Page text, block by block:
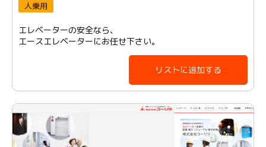
人乗用
エレベーターの安全なら、
エースエレベーターにお任せ下さい。
リストに追加する